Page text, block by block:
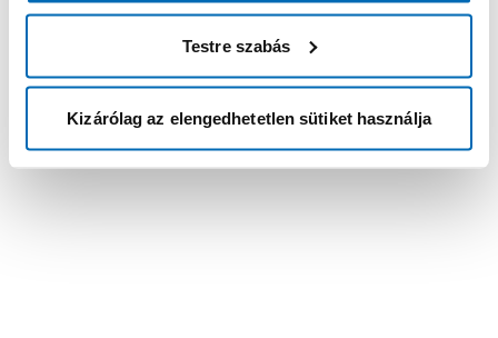
Testre szabás
Kizárólag az elengedhetetlen sütiket használja